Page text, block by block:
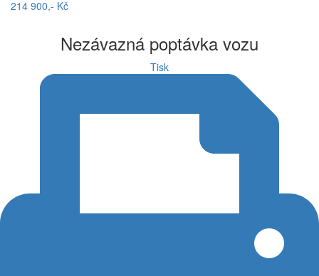
214 900,- Kč
Nezávazná poptávka vozu
Tisk